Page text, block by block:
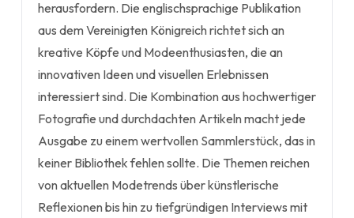
herausfordern. Die englischsprachige Publikation
aus dem Vereinigten Königreich richtet sich an
kreative Köpfe und Modeenthusiasten, die an
innovativen Ideen und visuellen Erlebnissen
interessiert sind. Die Kombination aus hochwertiger
Fotografie und durchdachten Artikeln macht jede
Ausgabe zu einem wertvollen Sammlerstück, das in
keiner Bibliothek fehlen sollte. Die Themen reichen
von aktuellen Modetrends über künstlerische
Reflexionen bis hin zu tiefgründigen Interviews mit